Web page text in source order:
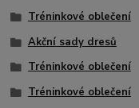
Tréninkové oblečení
Akční sady dresů
Tréninkové oblečení
Tréninkové oblečení